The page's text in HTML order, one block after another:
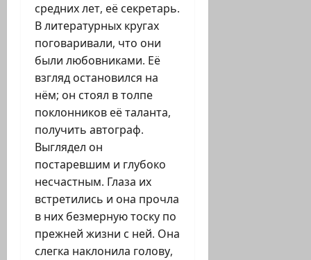
средних лет, её секретарь.
В литературных кругах
поговаривали, что они
были любовниками. Её
взгляд остановился на
нём; он стоял в толпе
поклонников её таланта,
получить автограф.
Выглядел он
постаревшим и глубоко
несчастным. Глаза их
встретились и она прочла
в них безмерную тоску по
прежней жизни с ней. Она
слегка наклонила голову,